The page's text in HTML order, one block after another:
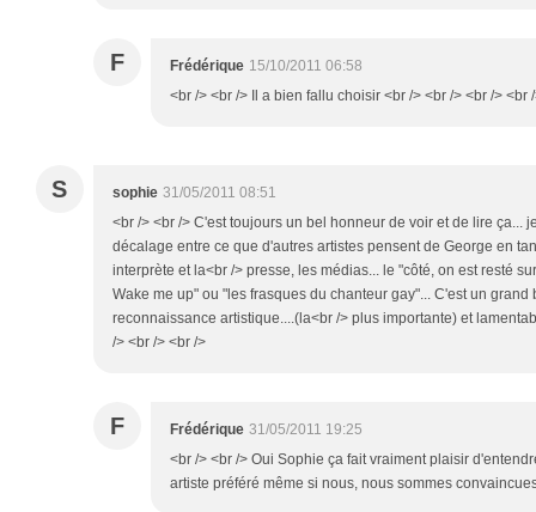
F Frédérique 15/10/2011 06:58
<br /> <br /> Il a bien fallu choisir <br /> <br /> <br /> <br
S sophie 31/05/2011 08:51
<br /> <br /> C'est toujours un bel honneur de voir et de lire ça...
décalage entre ce que d'autres artistes pensent de George en
interprète et la<br /> presse, les médias... le "côté, on est resté
Wake me up" ou "les frasques du chanteur gay"... C'est un grand
reconnaissance artistique....(la<br /> plus importante) et
/> <br /> <br />
F Frédérique 31/05/2011 19:25
<br /> <br /> Oui Sophie ça fait vraiment plaisir
artiste préféré même si nous, nous sommes